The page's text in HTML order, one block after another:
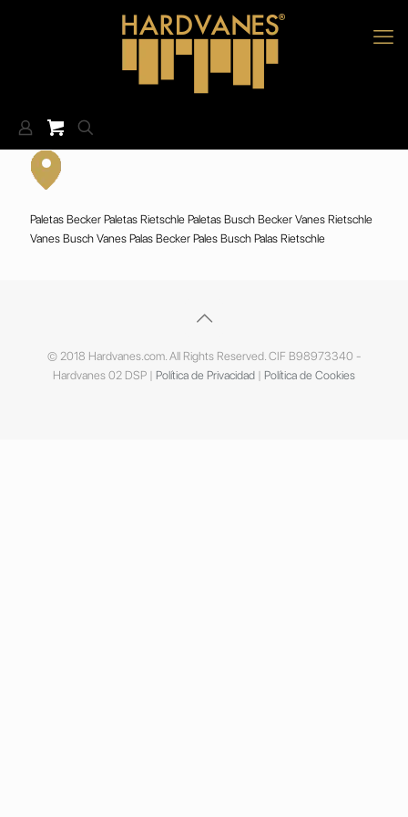
Paletas Becker Paletas Rietschle Paletas Busch Becker Vanes Rietschle
Vanes Busch Vanes Palas Becker Pales Busch Palas Rietschle
© 2018 Hardvanes.com. All Rights Reserved. CIF B98973340 -
Hardvanes 02 DSP | Política de Privacidad | Política de Cookies